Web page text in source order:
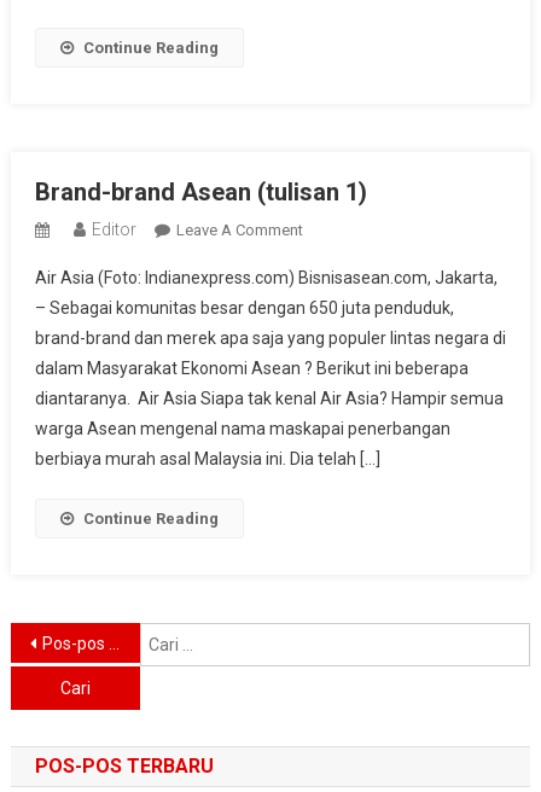
Continue Reading
Brand-brand Asean (tulisan 1)
Editor Leave A CommentOn
Brand
Asean
(tulisan
1)
Air Asia (Foto: Indianexpress.com) Bisnisasean.com, Jakarta,
– Sebagai komunitas besar dengan 650 juta penduduk,
brand-brand dan merek apa saja yang populer lintas negara di
dalam Masyarakat Ekonomi Asean ? Berikut ini beberapa
diantaranya. Air Asia Siapa tak kenal Air Asia? Hampir semua
warga Asean mengenal nama maskapai penerbangan
berbiaya murah asal Malaysia ini. Dia telah […]
Continue Reading
Navigasi
pos
Pos-pos lama
POS-POS TERBARU